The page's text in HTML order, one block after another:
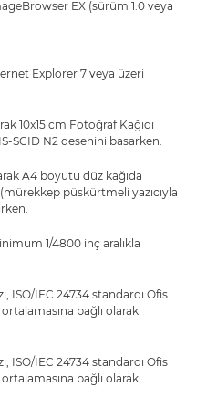
EX (sürüm 1.0 veya
Explorer 7 veya üzeri
10x15 cm Fotoğraf Kağıdı
SCID N2 desenini basarken.
A4 boyutu düz kağıda
püskürtmeli yazıcıyla
1/4800 inç aralıkla
ISO/IEC 24734 standardı Ofis
bağlı olarak
ISO/IEC 24734 standardı Ofis
bağlı olarak